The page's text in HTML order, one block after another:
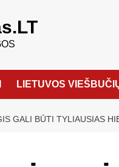
LIETUVOS
GALI BŪTI TYLIAUSIAS